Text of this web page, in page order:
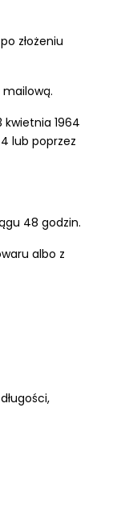
złożeniu
1964
lub poprzez
48 godzin.
albo z